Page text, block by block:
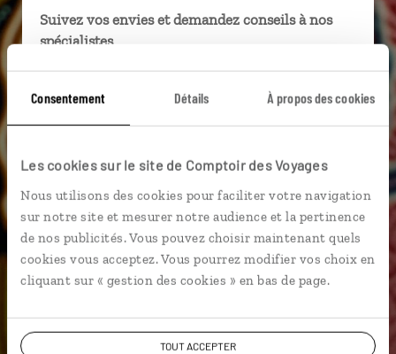
Consentement Détails À propos des cookies
Les cookies sur le site de Comptoir des Voyages
Nous utilisons des cookies pour faciliter votre navigation
sur notre site et mesurer notre audience et la pertinence
de nos publicités. Vous pouvez choisir maintenant quels
cookies vous acceptez. Vous pourrez modifier vos choix en
cliquant sur « gestion des cookies » en bas de page.
TOUT ACCEPTER
Suivez vos envies et demandez conseils à nos
spécialistes
près de vos envies et de la réalité du pays.
Échangez en face à face ou depuis nos studios
téléphone.
Vous gardez le même interlocuteur avant,
pendant et après votre voyage.
DEMANDER UN DEVIS